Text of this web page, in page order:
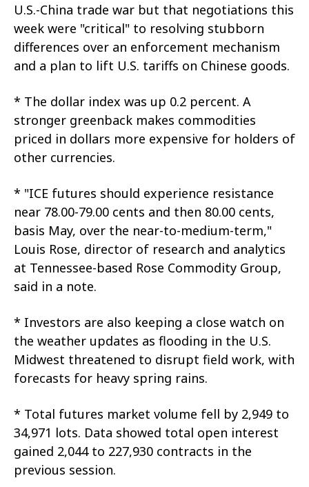
U.S.-China trade war but that negotiations this
week were "critical" to resolving stubborn
differences over an enforcement mechanism
and a plan to lift U.S. tariffs on Chinese goods.
* The dollar index was up 0.2 percent. A
stronger greenback makes commodities
priced in dollars more expensive for holders of
other currencies.
* "ICE futures should experience resistance
near 78.00-79.00 cents and then 80.00 cents,
basis May, over the near-to-medium-term,"
Louis Rose, director of research and analytics
at Tennessee-based Rose Commodity Group,
said in a note.
* Investors are also keeping a close watch on
the weather updates as flooding in the U.S.
Midwest threatened to disrupt field work, with
forecasts for heavy spring rains.
* Total futures market volume fell by 2,949 to
34,971 lots. Data showed total open interest
gained 2,044 to 227,930 contracts in the
previous session.